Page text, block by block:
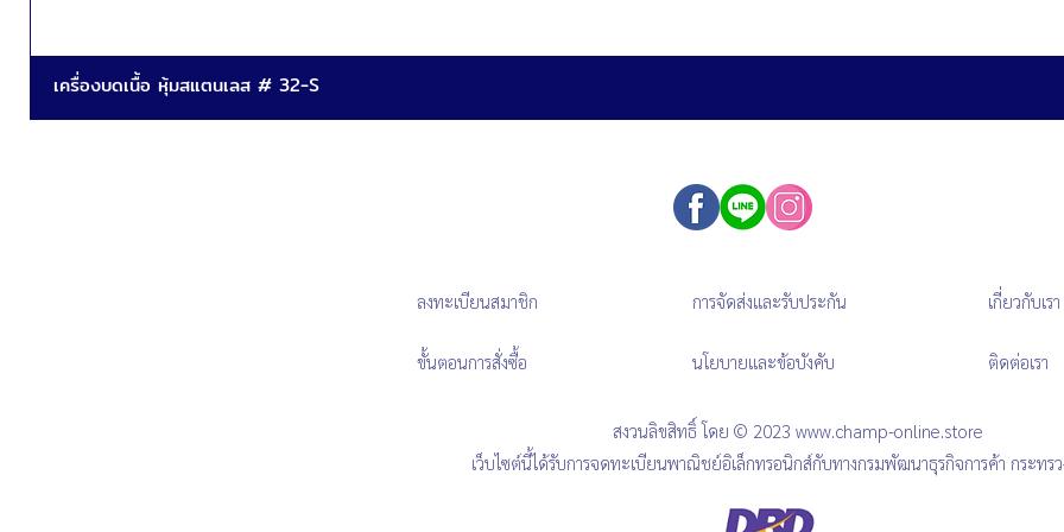
เครื่องบดเนื้อ หุ้มสแตนเลส # 32-S
ลงทะเบียนสมาชิก
ขั้นตอนการสั่งซื้อ
การจัดส่งและรับประกัน
นโยบายและข้อบังคับ
เกี่ยวกับเรา
ติดต่อเรา
สงวนลิขสิทธิ์ โดย © 2023 www.champ-online.store
เว็บไซต์นี้ได้รับการจดทะเบียนพาณิชย์อิเล็กทรอนิกส์กับทางกรมพัฒนาธุรกิจการค้า กระท